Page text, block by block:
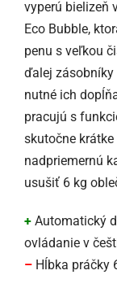
vyperú bielizeň
Eco Bubble,
penu s veľkou
ďalej
nutné ich
pracujú s
skutočne
nadpriemernú
usušiť 6 kg
+ Automatický
ovládanie v
– Hĺbka práčky